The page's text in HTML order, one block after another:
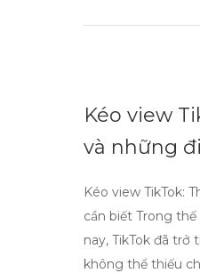
Kéo view
và những
Kéo view TikTok:
cần biết Trong
nay, TikTok đã
không thể thiếu